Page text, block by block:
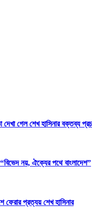
দেখা গেল শেখ হাসিনার বক্তব্য
নয়, ঐক্যের পথে বাংলাদেশ”
ফেরার প্রত্যয় শেখ হাসিনার